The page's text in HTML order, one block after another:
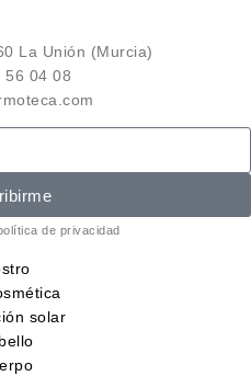
La Unión (Murcia)
56 04 08
de privacidad
solar